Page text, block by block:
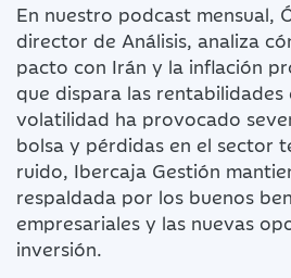
En nuestro podcast mensual,
director de Análisis, analiza
pacto con Irán y la inflación
que dispara las
volatilidad ha provocado
bolsa y pérdidas en el sector
ruido, Ibercaja Gestión
respaldada por los buenos
empresariales y las nuevas
inversión.